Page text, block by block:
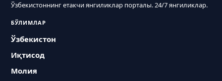
Ўзбекистоннинг етакчи янгиликлар порталы. 24/7 янгиликлар.
БЎЛИМЛАР
Ўзбекистон
Иқтисод
Молия